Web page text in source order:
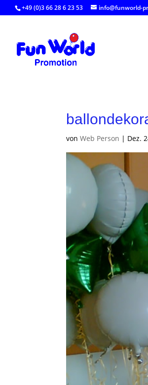
+49 (0)3 66 28 6 23 53 info@funworld-
vonWeb Person | Dez.